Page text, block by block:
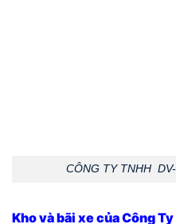
CÔNG TY TNHH
Kho và bãi xe của Công